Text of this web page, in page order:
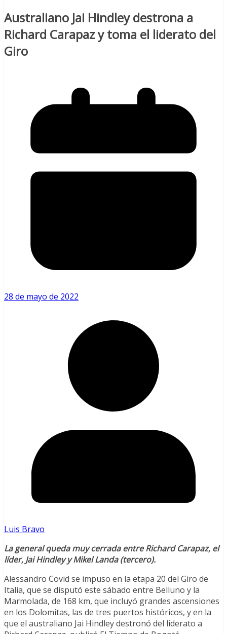
Australiano Jai Hindley destrona a
Richard Carapaz y toma el liderato del
Giro
28 de mayo de 2022
Luis Bravo
La general queda muy cerrada entre Richard Carapaz, el
líder, Jai Hindley y Mikel Landa (tercero).
Alessandro Covid se impuso en la etapa 20 del Giro de
Italia, que se disputó este sábado entre Belluno y la
Marmolada, de 168 km, que incluyó grandes ascensiones
en los Dolomitas, las de tres puertos históricos, y en la
que el australiano Jai Hindley destronó del liderato a